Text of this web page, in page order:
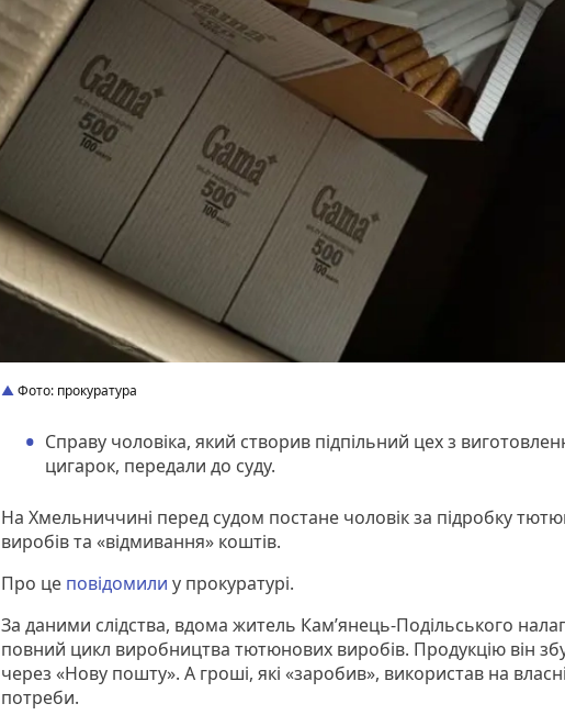
Фото: прокуратура
Справу чоловіка, який створив підпільний цех з
цигарок, передали до суду.
На Хмельниччині перед судом постане чоловік за підробку
виробів та «відмивання» коштів.
Про це повідомили у прокуратурі.
За даними слідства, вдома житель Кам’янець-Подільського
повний цикл виробництва тютюнових виробів. Продукцію він
через «Нову пошту». А гроші, які «заробив», використав на власні
потреби.